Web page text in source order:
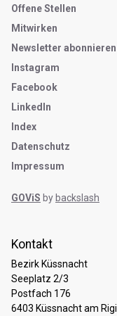
Kontakt
Bezirk Küssnacht
Seeplatz 2/3
Postfach 176
6403 Küssnacht am Rigi
Metanavigation
Offene Stellen
Mitwirken
Newsletter abonnieren
Instagram
Facebook
LinkedIn
Index
Datenschutz
Impressum
GOViS by backslash